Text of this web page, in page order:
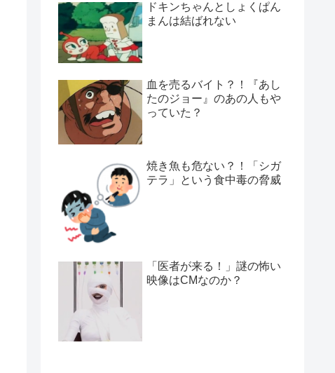
ドキンちゃんとしょくぱん
まんは結ばれない
血を売るバイト？！『あし
たのジョー』のあの人もや
っていた？
焼き魚も危ない？！「シガ
テラ」という食中毒の脅威
「医者が来る！」謎の怖い
映像はCMなのか？